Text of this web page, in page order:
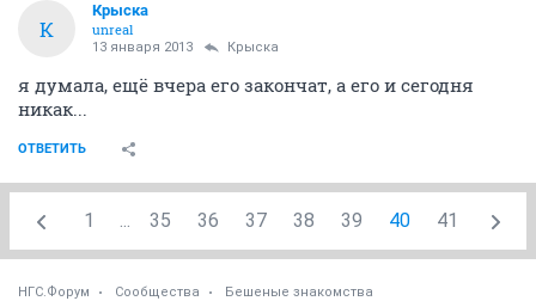
К
Крыска
unreal
13 января 2013 Крыска
я думала, ещё вчера его закончат, а его и сегодня
никак...
ОТВЕТИТЬ
1 ... 35 36 37 38 39 40 41
НГС.Форум Сообщества Бешеные знакомства